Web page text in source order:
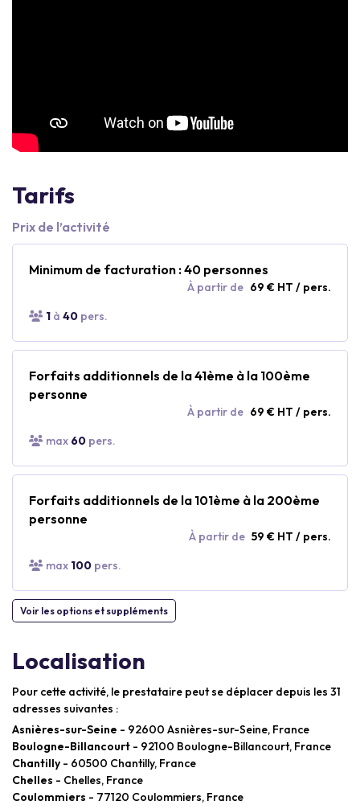
Tarifs
Prix de l’activité
Minimum de facturation : 40 personnes
À partir de 69 € HT / pers.
1 à 40 pers.
Forfaits additionnels de la 41ème à la 100ème
personne
À partir de 69 € HT / pers.
max 60 pers.
Forfaits additionnels de la 101ème à la 200ème
personne
À partir de 59 € HT / pers.
max 100 pers.
Voir les options et suppléments
Localisation
Pour cette activité, le prestataire peut se déplacer depuis les 31
adresses suivantes :
Asnières-sur-Seine - 92600 Asnières-sur-Seine, France
Boulogne-Billancourt - 92100 Boulogne-Billancourt, France
Chantilly - 60500 Chantilly, France
Chelles - Chelles, France
Coulommiers - 77120 Coulommiers, France